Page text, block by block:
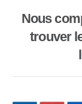
Nous
trouver